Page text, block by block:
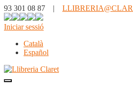
93 301 08 87 |
Iniciar sessió
Català
Español